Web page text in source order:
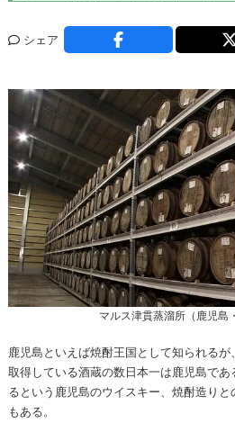
シェア
マルス津貫蒸溜所（鹿児島
鹿児島といえば焼酎王国として知られる
取得している酒蔵の数日本一は鹿児島で
るという鹿児島のウイスキー、焼酎造り
もある。